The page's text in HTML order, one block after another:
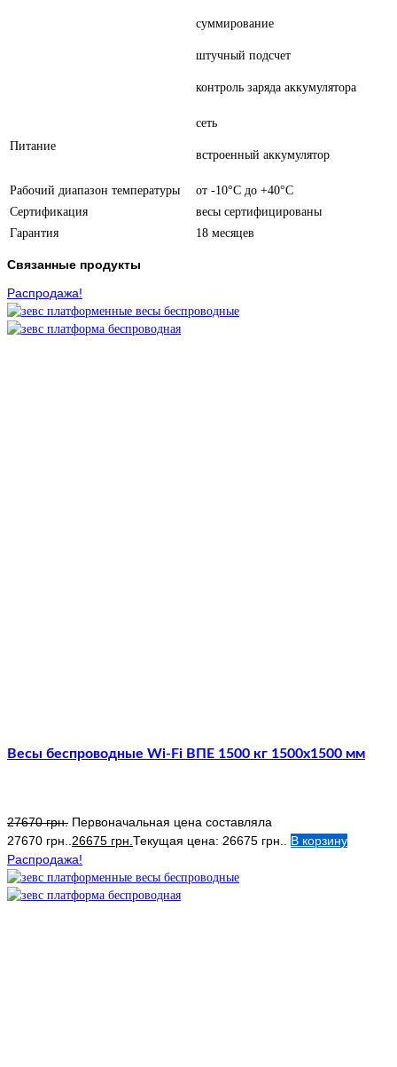
суммирование
штучный подсчет
контроль заряда аккумулятора
Питание
сеть
встроенный аккумулятор
Рабочий диапазон температуры
от -10°С до +40°С
Сертификация
весы сертифицированы
Гарантия
18 месяцев
Связанные продукты
Распродажа!
Весы беспроводные Wi-Fi ВПЕ 1500 кг 1500х1500 мм
27670грн. Первоначальная цена составляла
27670 грн.. 26675 грн. Текущая цена: 26675 грн..
В корзину
Распродажа!